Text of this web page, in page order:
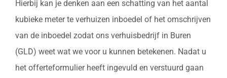
Hierbij kan je denken aan een schatting van het aantal
kubieke meter te verhuizen inboedel of het omschrijven
van de inboedel zodat ons verhuisbedrijf in Buren
(GLD) weet wat we voor u kunnen betekenen. Nadat u
het offerteformulier heeft ingevuld en verstuurd gaan